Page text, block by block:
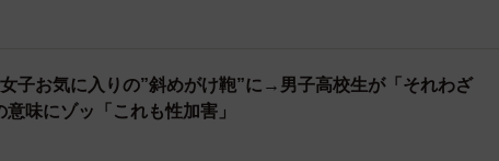
営も初めてのことばかりでした。『年齢』と『経験』は別物
した」
の先生が保護者から「大丈夫ですか」と言われる状況に、強い
女子お気に入りの”斜めがけ鞄”に→男子高校生が「それわざ
味にゾッ「これも性加害」